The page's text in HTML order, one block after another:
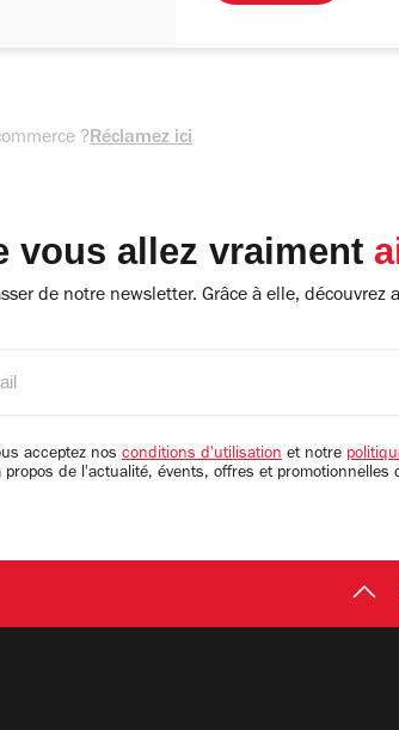
?Réclamez ici
vous allez vraiment
de notre newsletter. Grâce à elle, découvrez
acceptez nos conditions d'utilisation et notre
propos de l'actualité, évents, offres et promotionnelles